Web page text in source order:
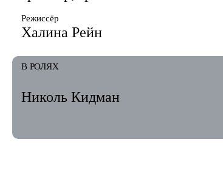
Режиссёр
Халина Рейн
В РОЛЯХ
Николь Кидман